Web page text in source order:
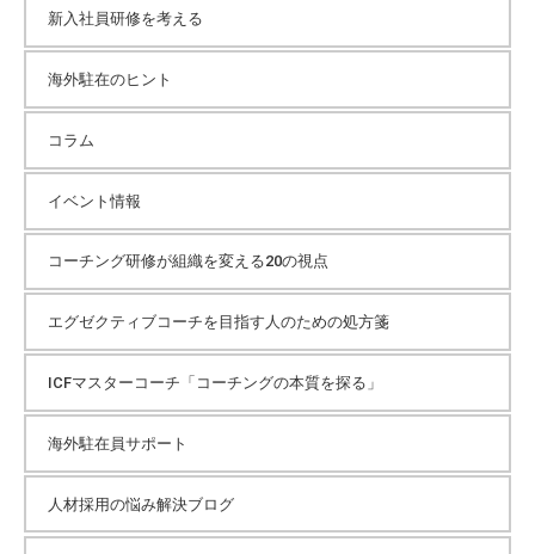
新入社員研修を考える
海外駐在のヒント
コラム
イベント情報
コーチング研修が組織を変える20の視点
エグゼクティブコーチを目指す人のための処方箋
ICFマスターコーチ「コーチングの本質を探る」
海外駐在員サポート
人材採用の悩み解決ブログ